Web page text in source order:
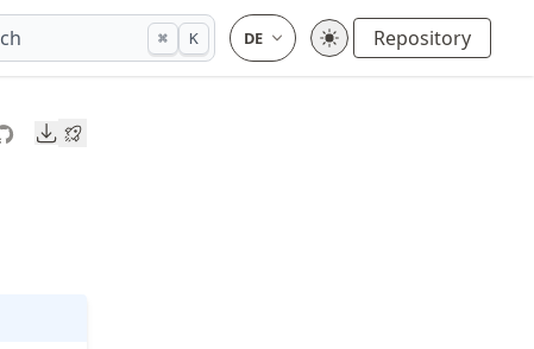
⌘ K Repository
Downloads